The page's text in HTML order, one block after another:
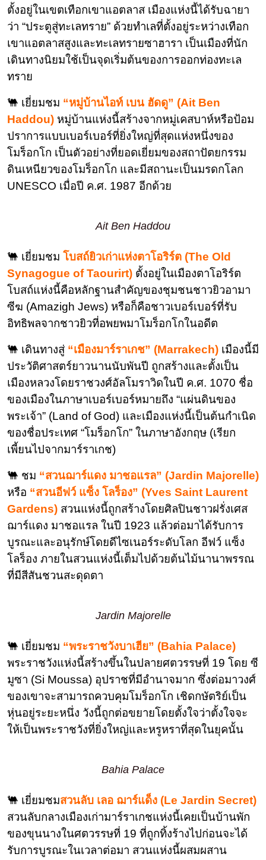
ตั้งอยู่ในเขตเทือกเขาแอตลาส เมืองแห่งนี้ได้รับฉายา
ว่า “ประตูสู่ทะเลทราย” ด้วยทำเลที่ตั้งอยู่ระหว่างเทือก
เขาแอตลาสสูงและทะเลทรายซาฮารา เป็นเมืองที่นัก
เดินทางนิยมใช้เป็นจุดเริ่มต้นของการออกท่องทะเล
ทราย
🐫 เยี่ยมชม “หมู่บ้านไอท์ เบน ฮัดดู” (Ait Ben
Haddou) หมู่บ้านแห่งนี้สร้างจากหมู่เคสบาห์หรือป้อม
ปราการแบบเบอร์เบอร์ที่ยิ่งใหญ่ที่สุดแห่งหนึ่งของ
โมร็อกโก เป็นตัวอย่างที่ยอดเยี่ยมของสถาปัตยกรรม
ดินเหนียวของโมร็อกโก และมีสถานะเป็นมรดกโลก
UNESCO เมื่อปี ค.ศ. 1987 อีกด้วย
Ait Ben Haddou
🐫 เยี่ยมชม โบสถ์ยิวเก่าแห่งตาโอริร์ต (The Old
Synagogue of Taourirt) ตั้งอยู่ในเมืองตาโอริร์ต
โบสถ์แห่งนี้คือหลักฐานสำคัญของชุมชนชาวยิวอามา
ซีฆ (Amazigh Jews) หรือก็คือชาวเบอร์เบอร์ที่รับ
อิทธิพลจากชาวยิวที่อพยพมาโมร็อกโกในอดีต
🐫 เดินทางสู่ “เมืองมาร์ราเกช” (Marrakech) เมืองนี้มี
ประวัติศาสตร์ยาวนานนับพันปี ถูกสร้างและตั้งเป็น
เมืองหลวงโดยราชวงศ์อัลโมราวิดในปี ค.ศ. 1070 ชื่อ
ของเมืองในภาษาเบอร์เบอร์หมายถึง “แผ่นดินของ
พระเจ้า” (Land of God) และเมืองแห่งนี้เป็นต้นกำเนิด
ของชื่อประเทศ “โมร็อกโก” ในภาษาอังกฤษ (เรียก
เพี้ยนไปจากมาร์ราเกช)
🐫 ชม “สวนฌาร์แดง มาชอแรล” (Jardin Majorelle)
หรือ “สวนอีฟว์ แซ็ง โลร็อง” (Yves Saint Laurent
Gardens) สวนแห่งนี้ถูกสร้างโดยศิลปินชาวฝรั่งเศส
ฌาร์แดง มาชอแรล ในปี 1923 แล้วต่อมาได้รับการ
บูรณะและอนุรักษ์โดยดีไซเนอร์ระดับโลก อีฟว์ แซ็ง
โลร็อง ภายในสวนแห่งนี้เต็มไปด้วยต้นไม้นานาพรรณ
ที่มีสีสันชวนสะดุดตา
Jardin Majorelle
🐫 เยี่ยมชม “พระราชวังบาเฮีย” (Bahia Palace)
พระราชวังแห่งนี้สร้างขึ้นในปลายศตวรรษที่ 19 โดย ซี
มูซา (Si Moussa) อุปราชที่มีอำนาจมาก ซึ่งต่อมาวงศ์
ของเขาจะสามารถควบคุมโมร็อกโก เชิดกษัตริย์เป็น
หุ่นอยู่ระยะหนึ่ง วังนี้ถูกต่อขยายโดยตั้งใจว่าตั้งใจจะ
ให้เป็นพระราชวังที่ยิ่งใหญ่และหรูหราที่สุดในยุคนั้น
Bahia Palace
🐫 เยี่ยมชมสวนลับ เลอ ฌาร์แด็ง (Le Jardin Secret)
สวนลับกลางเมืองเก่ามาร์ราเกชแห่งนี้เคยเป็นบ้านพัก
ของขุนนางในศตวรรษที่ 19 ที่ถูกทิ้งร้างไปก่อนจะได้
รับการบูรณะในเวลาต่อมา สวนแห่งนี้ผสมผสาน